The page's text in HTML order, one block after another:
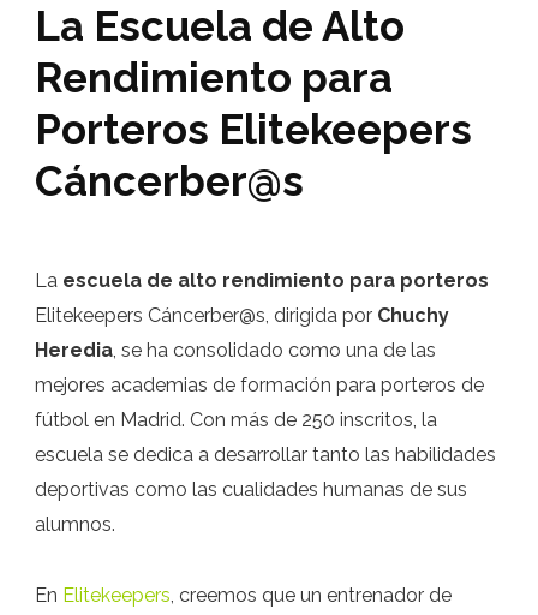
La Escuela de Alto
Rendimiento para
Porteros Elitekeepers
Cáncerber@s
La escuela de alto rendimiento para porteros
Elitekeepers Cáncerber@s, dirigida por Chuchy
Heredia , se ha consolidado como una de las
mejores academias de formación para porteros de
fútbol en Madrid. Con más de 250 inscritos, la
escuela se dedica a desarrollar tanto las habilidades
deportivas como las cualidades humanas de sus
alumnos.
En Elitekeepers , creemos que un entrenador de